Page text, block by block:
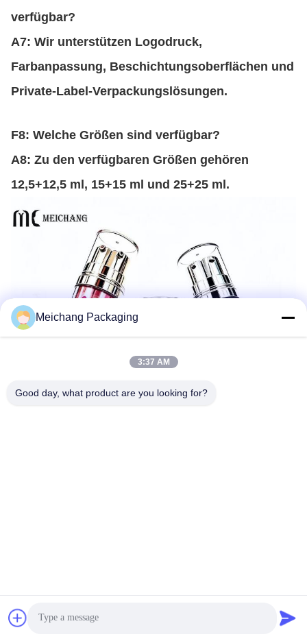
verfügbar?
A7: Wir unterstützen Logodruck,
Farbanpassung, Beschichtungsoberflächen und
Private-Label-Verpackungslösungen.
F8: Welche Größen sind verfügbar?
A8: Zu den verfügbaren Größen gehören
12,5+12,5 ml, 15+15 ml und 25+25 ml.
Meichang Packaging
3:37 AM
Good day, what product are you looking for?